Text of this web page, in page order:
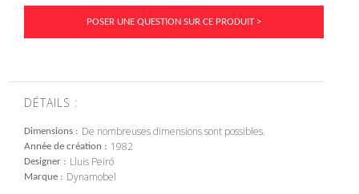
POSER UNE QUESTION SUR CE PRODUIT >
DÉTAILS :
Dimensions De nombreuses dimensions sont possibles.
Année de création 1982
Designer Lluis Peiró
Marque Dynamobel